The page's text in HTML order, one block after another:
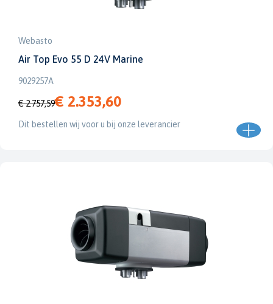
Webasto
Air Top Evo 55 D 24V Marine
9029257A
€ 2.757,59€ 2.353,60
Dit bestellen wij voor u bij onze leverancier